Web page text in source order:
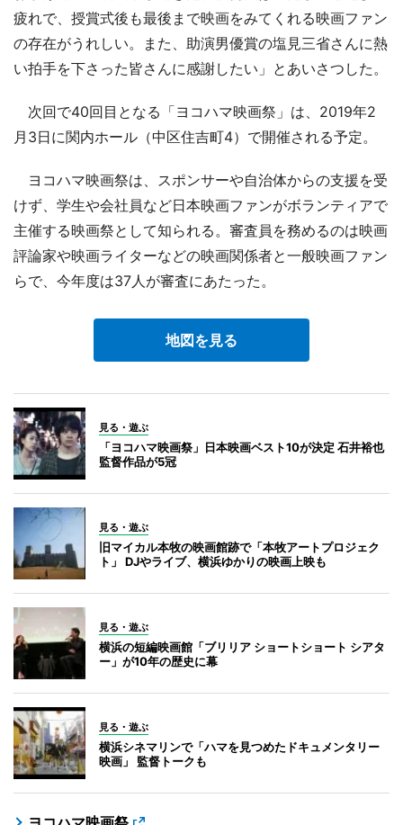
疲れで、授賞式後も最後まで映画をみてくれる映画ファン
の存在がうれしい。また、助演男優賞の塩見三省さんに熱
い拍手を下さった皆さんに感謝したい」とあいさつした。
次回で40回目となる「ヨコハマ映画祭」は、2019年2
月3日に関内ホール（中区住吉町4）で開催される予定。
ヨコハマ映画祭は、スポンサーや自治体からの支援を受
けず、学生や会社員など日本映画ファンがボランティアで
主催する映画祭として知られる。審査員を務めるのは映画
評論家や映画ライターなどの映画関係者と一般映画ファン
らで、今年度は37人が審査にあたった。
地図を見る
見る・遊ぶ
「ヨコハマ映画祭」日本映画ベスト10が決定 石井裕也
監督作品が5冠
見る・遊ぶ
旧マイカル本牧の映画館跡で「本牧アートプロジェク
ト」 DJやライブ、横浜ゆかりの映画上映も
見る・遊ぶ
横浜の短編映画館「ブリリア ショートショート シアタ
ー」が10年の歴史に幕
見る・遊ぶ
横浜シネマリンで「ハマを見つめたドキュメンタリー
映画」 監督トークも